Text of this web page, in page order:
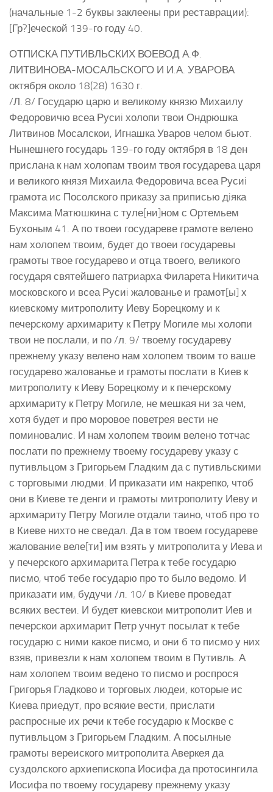
(начальные 1-2 буквы заклеены при реставрации):
[Гр?]еческой 139-го году 40.
ОТПИСКА ПУТИВЛЬСКИХ ВОЕВОД А.Ф.
ЛИТВИНОВА-МОСАЛЬСКОГО И И.А. УВАРОВА
октября около 18(28) 1630 г.
/Л. 8/ Государю царю и великому князю Михаилу
Федоровичю всеа Русиi холопи твои Ондрюшка
Литвинов Мосалскои, Игнашка Уваров челом бьют.
Нынешнего государь 139-го году октября в 18 ден
прислана к нам холопам твоим твоя государева царя
и великого князя Михаила Федоровича всеа Русиi
грамота ис Посолского приказу за приписью дiяка
Максима Матюшкина с туле[ни]ном с Ортемьем
Бухоным 41. А по твоеи государеве грамоте велено
нам холопем твоим, будет до твоеи государевы
грамоты твое государево и отца твоего, великого
государя святейшего патриарха Филарета Никитича
московского и всеа Русиi жалованье и грамот[ы] х
киевскому митрополиту Иеву Борецкому и к
печерскому архимариту к Петру Могиле мы холопи
твои не послали, и по /л. 9/ твоему государеву
прежнему указу велено нам холопем твоим то ваше
государево жалованье и грамоты послати в Киев к
митрополиту к Иеву Борецкому и к печерскому
архимариту к Петру Могиле, не мешкая ни за чем,
хотя будет и про моровое поветрея вести не
поминовалис. И нам холопем твоим велено тотчас
послати по прежнему твоему государеву указу с
путивльцом з Григорьем Гладким да с путивльскими
с торговыми людми. И приказати им накрепко, чтоб
они в Киеве те денги и грамоты митрополиту Иеву и
архимариту Петру Могиле отдали таино, чтоб про то
в Киеве нихто не сведал. Да в том твоем государеве
жалование веле[ти] им взять у митрополита у Иева и
у печерского архимарита Петра к тебе государю
писмо, чтоб тебе государю про то было ведомо. И
приказати им, будучи /л. 10/ в Киеве проведат
всяких вестеи. И будет киевскои митрополит Иев и
печерскои архимарит Петр учнут посылат к тебе
государю с ними какое писмо, и они б то писмо у них
взяв, привезли к нам холопем твоим в Путивль. А
нам холопем твоим ведено то писмо и роспрося
Григорья Гладково и торговых людеи, которые ис
Киева приедут, про всякие вести, прислати
распросные их речи к тебе государю к Москве с
путивльцом з Григорьем Гладким. А посылные
грамоты вереиского митрополита Аверкея да
суздолского архиепископа Иосифа да протосингила
Иосифа по твоему государеву прежнему указу